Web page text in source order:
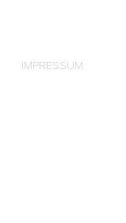
IMPRESSUM